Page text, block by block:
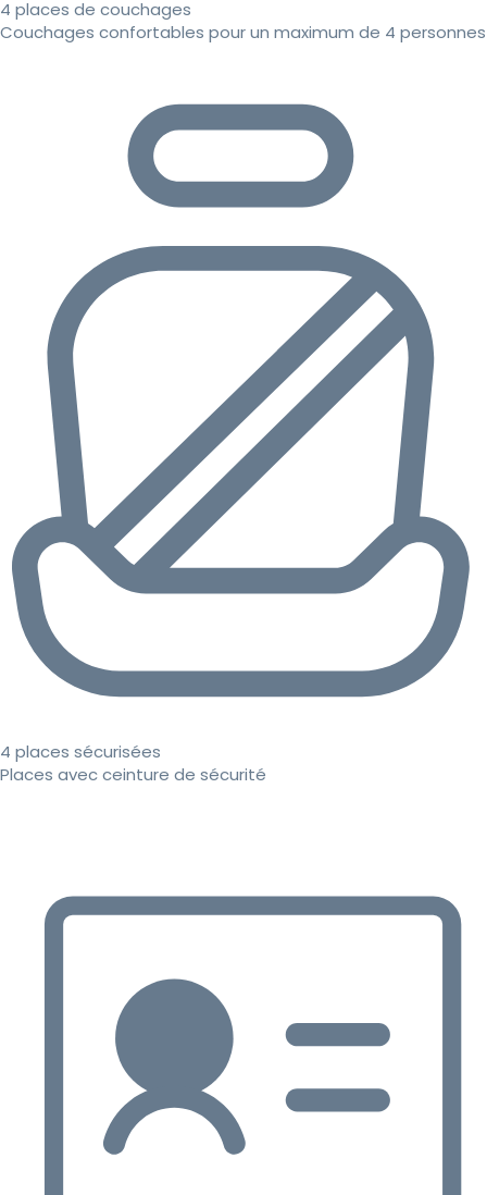
4 places de couchages
Couchages confortables pour un maximum de 4 personnes
4 places sécurisées
Places avec ceinture de sécurité